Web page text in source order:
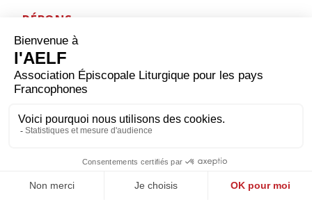
RÉPONS
V/ Il siège, le Seigneur, il est Roi pour toujours,
il bénit son peuple en lui donnant la paix.
ORAISON
Dieu éternel, tu as voulu fonder toutes choses en ton
création, libérée de la servitude, reconnaisse ta